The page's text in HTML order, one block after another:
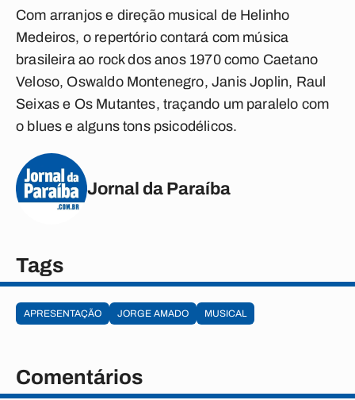
Com arranjos e direção musical de Helinho
Medeiros, o repertório contará com música
brasileira ao rock dos anos 1970 como Caetano
Veloso, Oswaldo Montenegro, Janis Joplin, Raul
Seixas e Os Mutantes, traçando um paralelo com
o blues e alguns tons psicodélicos.
Jornal da Paraíba
Tags
APRESENTAÇÃO JORGE AMADO MUSICAL
Comentários